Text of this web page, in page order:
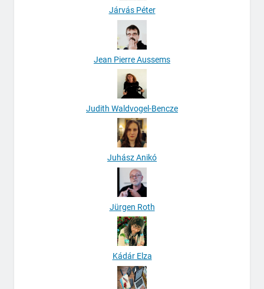
Járvás Péter
Jean Pierre Aussems
Judith Waldvogel-Bencze
Juhász Anikó
Jürgen Roth
Kádár Elza